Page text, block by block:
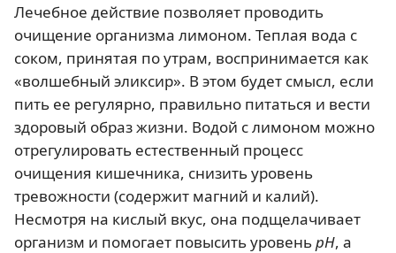
Лечебное действие позволяет проводить
очищение организма лимоном. Теплая вода с
соком, принятая по утрам, воспринимается как
«волшебный эликсир». В этом будет смысл, если
пить ее регулярно, правильно питаться и вести
здоровый образ жизни. Водой с лимоном можно
отрегулировать естественный процесс
очищения кишечника, снизить уровень
тревожности (содержит магний и калий).
Несмотря на кислый вкус, она подщелачивает
организм и помогает повысить уровеньрН, а